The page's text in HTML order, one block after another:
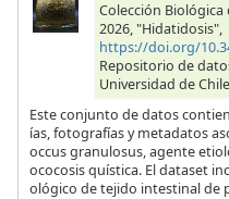
Colección Biológica
2026, "Hidatidosis",
https://doi.org/
Repositorio de
Universidad de
Este conjunto de datos
ías, fotografías y metadatos
occus granulosus, agente
ococosis quística. El dataset
ológico de tejido intestinal de